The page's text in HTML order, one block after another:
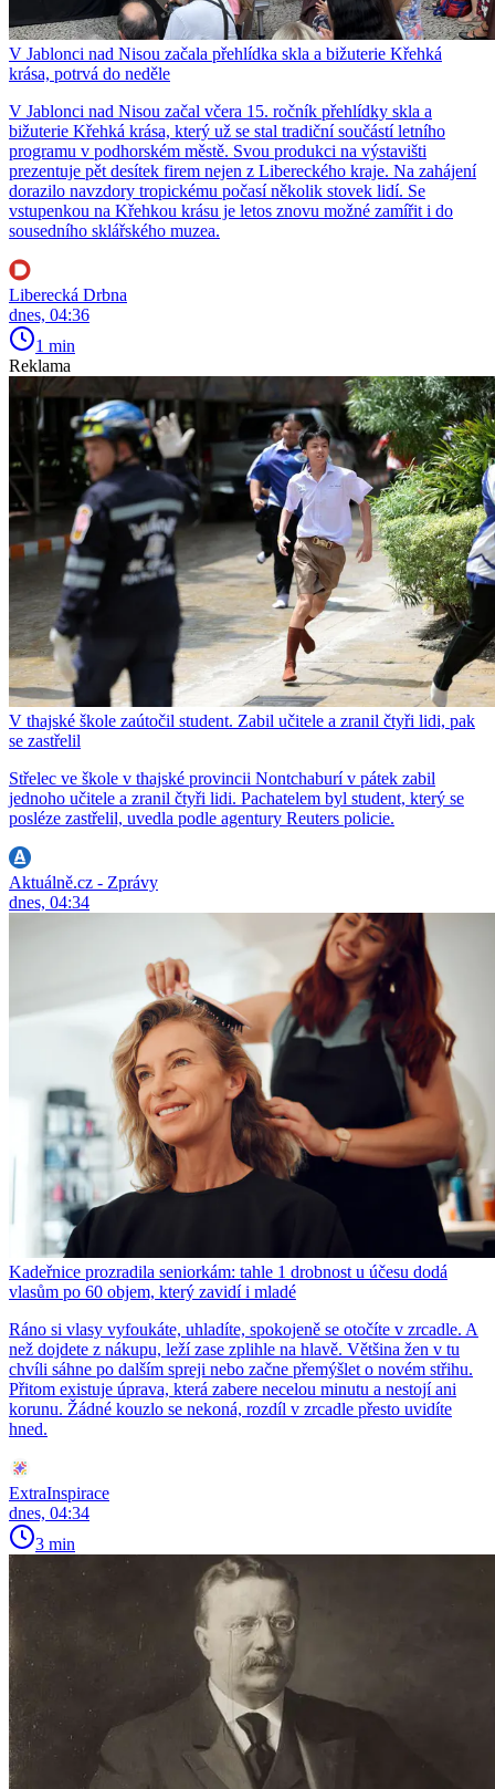
V Jablonci nad Nisou začala přehlídka skla a bižuterie Křehká
krása, potrvá do neděle
V Jablonci nad Nisou začal včera 15. ročník přehlídky skla a
bižuterie Křehká krása, který už se stal tradiční součástí letního
programu v podhorském městě. Svou produkci na výstavišti
prezentuje pět desítek firem nejen z Libereckého kraje. Na zahájení
dorazilo navzdory tropickému počasí několik stovek lidí. Se
vstupenkou na Křehkou krásu je letos znovu možné zamířit i do
sousedního sklářského muzea.
Liberecká Drbna
dnes, 04:36
1 min
Reklama
V thajské škole zaútočil student. Zabil učitele a zranil čtyři lidi, pak
se zastřelil
Střelec ve škole v thajské provincii Nontchaburí v pátek zabil
jednoho učitele a zranil čtyři lidi. Pachatelem byl student, který se
posléze zastřelil, uvedla podle agentury Reuters policie.
Aktuálně.cz - Zprávy
dnes, 04:34
Kadeřnice prozradila seniorkám: tahle 1 drobnost u účesu dodá
vlasům po 60 objem, který zavidí i mladé
Ráno si vlasy vyfoukáte, uhladíte, spokojeně se otočíte v zrcadle. A
než dojdete z nákupu, leží zase zplihle na hlavě. Většina žen v tu
chvíli sáhne po dalším spreji nebo začne přemýšlet o novém střihu.
Přitom existuje úprava, která zabere necelou minutu a nestojí ani
korunu. Žádné kouzlo se nekoná, rozdíl v zrcadle přesto uvidíte
hned.
ExtraInspirace
dnes, 04:34
3 min